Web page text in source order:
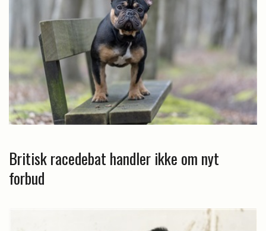
Britisk racedebat handler ikke om nyt
forbud